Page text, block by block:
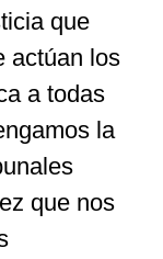
que
actúan los
a todas
la
que nos